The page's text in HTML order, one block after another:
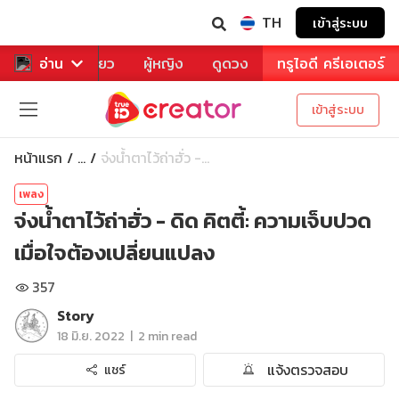
TH เข้าสู่ระบบ
อ่าน
หาร ท่องเที่ยว ผู้หญิง ดูดวง ทรูไอดี ครีเอเตอร์
เข้าสู่ระบบ
หน้าแรก ... จ่งน้ำตาไว้ถ่าฮั่ว -...
เพลง
จ่งน้ำตาไว้ถ่าฮั่ว - ดิด คิตตี้: ความเจ็บปวด
เมื่อใจต้องเปลี่ยนแปลง
357
Story
18 มิ.ย. 2022 | 2 min read
แชร์
แจ้งตรวจสอบ